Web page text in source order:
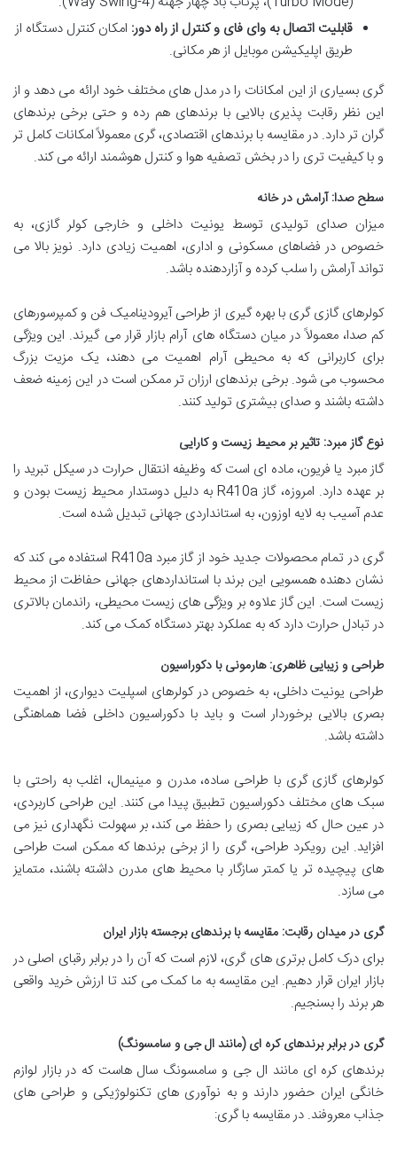
قابلیت اتصال به وای فای و کنترل از راه دور: امکان کنترل دستگاه از
طریق اپلیکیشن موبایل از هر مکانی.
گری بسیاری از این امکانات را در مدل های مختلف خود ارائه می دهد و از
این نظر رقابت پذیری بالایی با برندهای هم رده و حتی برخی برندهای
گران تر دارد. در مقایسه با برندهای اقتصادی، گری معمولاً امکانات کامل تر
و با کیفیت تری را در بخش تصفیه هوا و کنترل هوشمند ارائه می کند.
سطح صدا: آرامش در خانه
میزان صدای تولیدی توسط یونیت داخلی و خارجی کولر گازی، به
خصوص در فضاهای مسکونی و اداری، اهمیت زیادی دارد. نویز بالا می
تواند آرامش را سلب کرده و آزاردهنده باشد.
کولرهای گازی گری با بهره گیری از طراحی آیرودینامیک فن و کمپرسورهای
کم صدا، معمولاً در میان دستگاه های آرام بازار قرار می گیرند. این ویژگی
برای کاربرانی که به محیطی آرام اهمیت می دهند، یک مزیت بزرگ
محسوب می شود. برخی برندهای ارزان تر ممکن است در این زمینه ضعف
داشته باشند و صدای بیشتری تولید کنند.
نوع گاز مبرد: تاثیر بر محیط زیست و کارایی
گاز مبرد یا فریون، ماده ای است که وظیفه انتقال حرارت در سیکل تبرید را
بر عهده دارد. امروزه، گاز R410a به دلیل دوستدار محیط زیست بودن و
عدم آسیب به لایه اوزون، به استانداردی جهانی تبدیل شده است.
گری در تمام محصولات جدید خود از گاز مبرد R410a استفاده می کند که
نشان دهنده همسویی این برند با استانداردهای جهانی حفاظت از محیط
زیست است. این گاز علاوه بر ویژگی های زیست محیطی، راندمان بالاتری
در تبادل حرارت دارد که به عملکرد بهتر دستگاه کمک می کند.
طراحی و زیبایی ظاهری: هارمونی با دکوراسیون
طراحی یونیت داخلی، به خصوص در کولرهای اسپلیت دیواری، از اهمیت
بصری بالایی برخوردار است و باید با دکوراسیون داخلی فضا هماهنگی
داشته باشد.
کولرهای گازی گری با طراحی ساده، مدرن و مینیمال، اغلب به راحتی با
سبک های مختلف دکوراسیون تطبیق پیدا می کنند. این طراحی کاربردی،
در عین حال که زیبایی بصری را حفظ می کند، بر سهولت نگهداری نیز می
افزاید. این رویکرد طراحی، گری را از برخی برندها که ممکن است طراحی
های پیچیده تر یا کمتر سازگار با محیط های مدرن داشته باشند، متمایز
می سازد.
گری در میدان رقابت: مقایسه با برندهای برجسته بازار ایران
برای درک کامل برتری های گری، لازم است که آن را در برابر رقبای اصلی در
بازار ایران قرار دهیم. این مقایسه به ما کمک می کند تا ارزش خرید واقعی
هر برند را بسنجیم.
گری در برابر برندهای کره ای (مانند ال جی و سامسونگ)
برندهای کره ای مانند ال جی و سامسونگ سال هاست که در بازار لوازم
خانگی ایران حضور دارند و به نوآوری های تکنولوژیکی و طراحی های
جذاب معروفند. در مقایسه با گری: